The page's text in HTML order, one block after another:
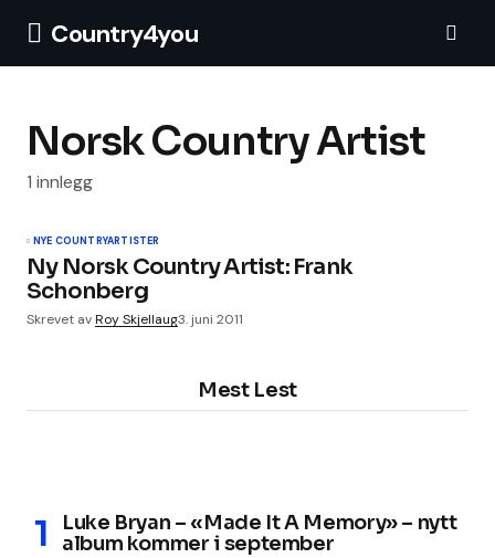
Country4you
Norsk Country Artist
1 innlegg
NYE COUNTRYARTISTER
Ny Norsk Country Artist: Frank
Schonberg
Skrevet avRoy Skjellaug3. juni 2011
Mest Lest
Luke Bryan – «Made It A Memory» – nytt
album kommer i september